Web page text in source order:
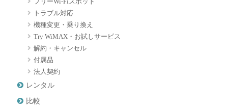
トラブル対応
機種変更・乗り換え
Try WiMAX・お試しサービス
解約・キャンセル
付属品
法人契約
レンタル
比較